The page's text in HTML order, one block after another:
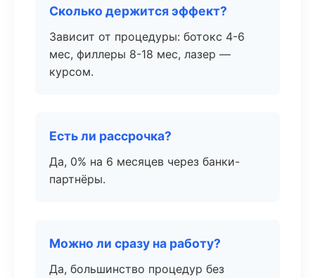
Сколько держится эффект?
Зависит от процедуры: ботокс 4-6
мес, филлеры 8-18 мес, лазер —
курсом.
Есть ли рассрочка?
Да, 0% на 6 месяцев через банки-
партнёры.
Можно ли сразу на работу?
Да, большинство процедур без